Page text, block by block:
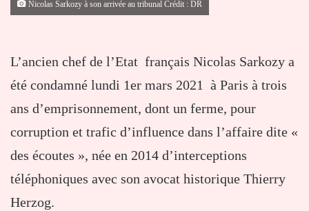
Nicolas Sarkozy à son arrivée au tribunal Crédit : DR
L’ancien chef de l’Etat français Nicolas Sarkozy a
été condamné lundi 1er mars 2021 à Paris à trois
ans d’emprisonnement, dont un ferme, pour
corruption et trafic d’influence dans l’affaire dite «
des écoutes », née en 2014 d’interceptions
téléphoniques avec son avocat historique Thierry
Herzog.